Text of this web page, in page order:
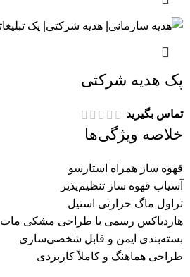
پک هدیه شرکتی
تماس بگیرید
خلاصه ویژگی‌ها
قهوه ساز همراه استارسو
آسیاب قهوه ساز تنظیم‌پذیر
تراول ماگ حرارتی استیل
هاردباکس رسمی با طراحی مشکی مات
بسته‌بندی ایمن و قابل شخصی‌سازی
طراحی هماهنگ و کاملاً کاربردی